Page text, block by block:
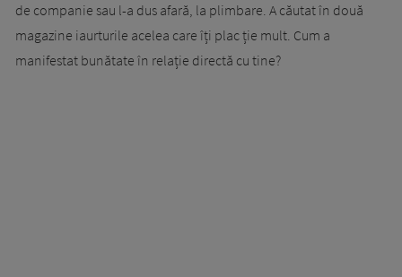
de companie sau l-a dus afară, la plimbare. A căutat în două
magazine iaurturile acelea care îți plac ție mult. Cum a
manifestat bunătate în relație directă cu tine?